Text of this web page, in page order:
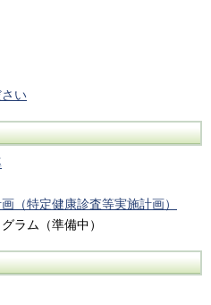
い
（特定健康診査等実施計画）
ラム（準備中）